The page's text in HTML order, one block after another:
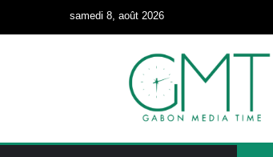
samedi 8, août 2026